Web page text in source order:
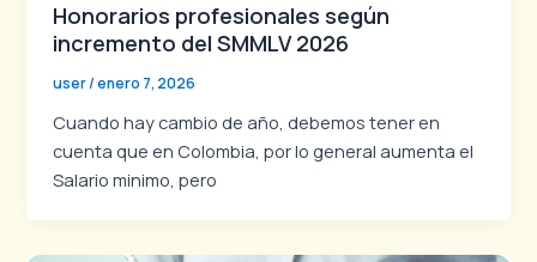
Honorarios profesionales según
incremento del SMMLV 2026
user/enero 7, 2026
Cuando hay cambio de año, debemos tener en
cuenta que en Colombia, por lo general aumenta el
Salario minimo, pero